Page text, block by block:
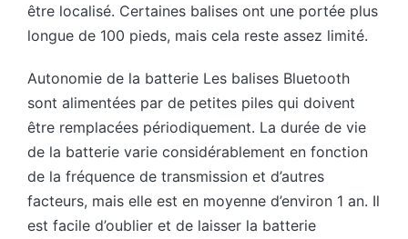
être localisé. Certaines balises ont une portée plus
longue de 100 pieds, mais cela reste assez limité.
Autonomie de la batterie Les balises Bluetooth
sont alimentées par de petites piles qui doivent
être remplacées périodiquement. La durée de vie
de la batterie varie considérablement en fonction
de la fréquence de transmission et d’autres
facteurs, mais elle est en moyenne d’environ 1 an. Il
est facile d’oublier et de laisser la batterie